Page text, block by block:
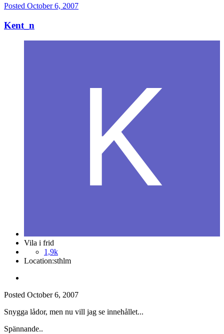
Posted October 6, 2007
Kent_n
Vila i frid
1,9k
Location:sthlm
Posted October 6, 2007
Snygga lådor, men nu vill jag se innehållet...
Spännande..